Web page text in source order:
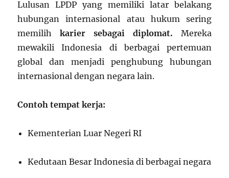
Lulusan LPDP yang memiliki latar belakang
hubungan internasional atau hukum sering
memilihkarier sebagai diplomat. Mereka
mewakili Indonesia di berbagai pertemuan
global dan menjadi penghubung hubungan
internasional dengan negara lain.
Contoh tempat kerja:
Kementerian Luar Negeri RI
Kedutaan Besar Indonesia di berbagai negara